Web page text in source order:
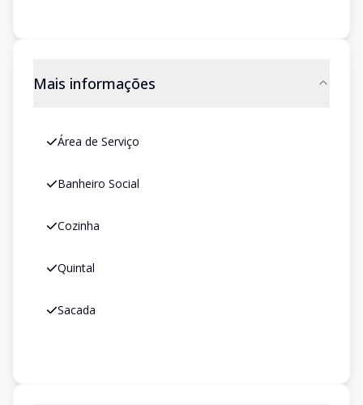
Mais informações
Área de Serviço
Banheiro Social
Cozinha
Quintal
Sacada